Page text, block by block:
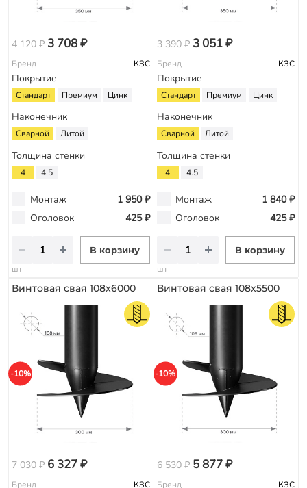
4 120 ₽ 3 708 ₽
Бренд КЗС
Покрытие
Стандарт Премиум Цинк
Наконечник
Сварной Литой
Толщина стенки
4 4.5
Монтаж
1 950 ₽
Оголовок
425 ₽
В корзину
шт
3 390 ₽ 3 051 ₽
Бренд КЗС
Покрытие
Стандарт Премиум Цинк
Наконечник
Сварной Литой
Толщина стенки
4 4.5
Монтаж
1 840 ₽
Оголовок
425 ₽
В корзину
шт
Винтовая свая 108х6000
-10%
7 030 ₽ 6 327 ₽
Бренд КЗС
Винтовая свая 108х5500
-10%
6 530 ₽ 5 877 ₽
Бренд КЗС